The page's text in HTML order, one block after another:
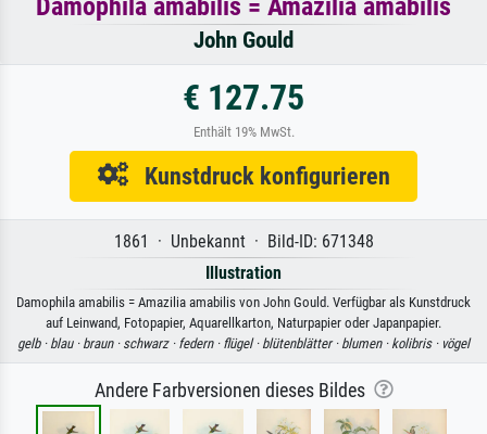
Damophila amabilis = Amazilia amabilis
John Gould
€ 127.75
Enthält 19% MwSt.
Kunstdruck konfigurieren
1861 · Unbekannt · Bild-ID: 671348
Illustration
Damophila amabilis = Amazilia amabilis von John Gould. Verfügbar als Kunstdruck
auf Leinwand, Fotopapier, Aquarellkarton, Naturpapier oder Japanpapier.
gelb · blau · braun · schwarz · federn · flügel · blütenblätter · blumen · kolibris · vögel
Andere Farbversionen dieses Bildes